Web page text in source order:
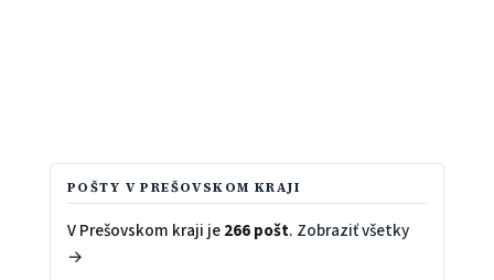
POŠTY V PREŠOVSKOM KRAJI
V Prešovskom kraji je266 pošt. Zobraziť všetky
→